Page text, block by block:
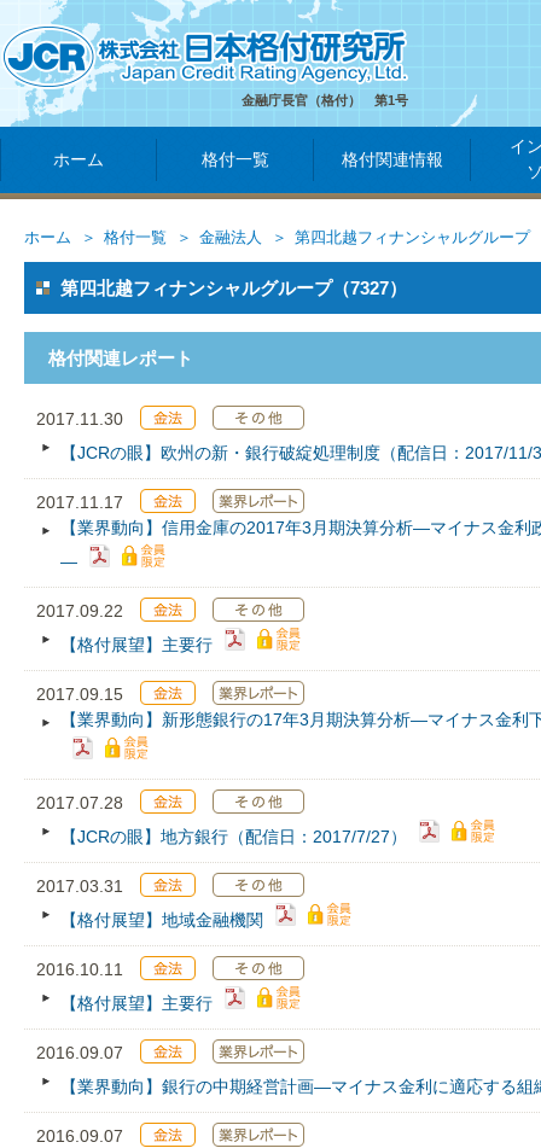
金融庁長官（格付） 第1号
ホーム 格付一覧 格付関連情報
イ
ホーム 格付一覧 金融法人 第四北越フィナンシャルグループ
第四北越フィナンシャルグループ（7327）
格付関連レポート
2017.11.30
【JCRの眼】欧州の新・銀行破綻処理制度（配信日：2017/11/
2017.11.17
【業界動向】信用金庫の2017年3月期決算分析―マイナス金
―
2017.09.22
【格付展望】主要行
2017.09.15
【業界動向】新形態銀行の17年3月期決算分析―マイナス金
2017.07.28
【JCRの眼】地方銀行（配信日：2017/7/27）
2017.03.31
【格付展望】地域金融機関
2016.10.11
【格付展望】主要行
2016.09.07
【業界動向】銀行の中期経営計画―マイナス金利に適応する
2016.09.07